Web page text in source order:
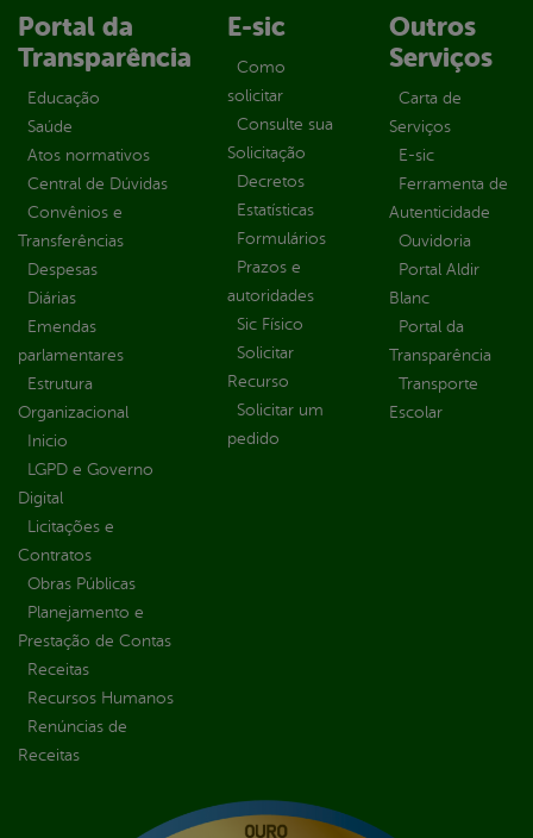
Portal da
Transparência
Educação
Saúde
Atos normativos
Central de Dúvidas
Convênios e
Transferências
Despesas
Diárias
Emendas
parlamentares
Estrutura
Organizacional
Inicio
LGPD e Governo
Digital
Licitações e
Contratos
Obras Públicas
Planejamento e
Prestação de Contas
Receitas
Recursos Humanos
Renúncias de
Receitas
E-sic
Como
solicitar
Consulte sua
Solicitação
Decretos
Estatísticas
Formulários
Prazos e
autoridades
Sic Físico
Solicitar
Recurso
Solicitar um
pedido
Outros
Serviços
Carta de
Serviços
E-sic
Ferramenta de
Autenticidade
Ouvidoria
Portal Aldir
Blanc
Portal da
Transparência
Transporte
Escolar